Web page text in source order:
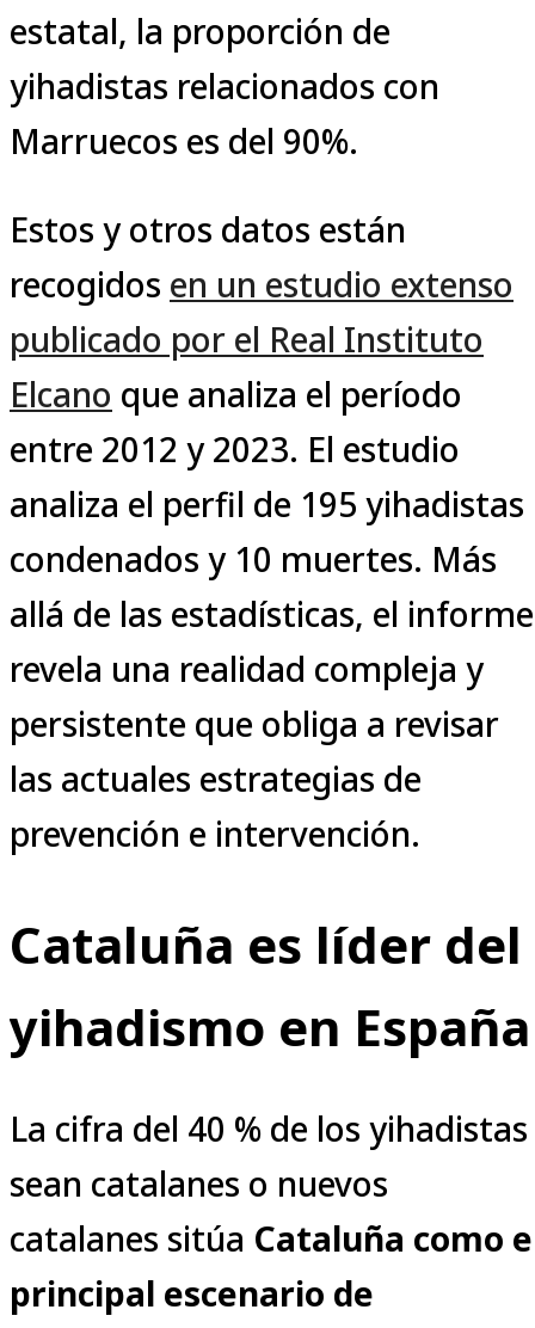
estatal, la proporción de
yihadistas relacionados con
Marruecos es del 90%.
Estos y otros datos están
recogidos en un estudio extenso
publicado por el Real Instituto
Elcano que analiza el período
entre 2012 y 2023. El estudio
analiza el perfil de 195 yihadistas
condenados y 10 muertes. Más
allá de las estadísticas, el informe
revela una realidad compleja y
persistente que obliga a revisar
las actuales estrategias de
prevención e intervención.
Cataluña es líder del
yihadismo en España
La cifra del 40 % de los yihadistas
sean catalanes o nuevos
catalanes sitúa Cataluña como
principal escenario de